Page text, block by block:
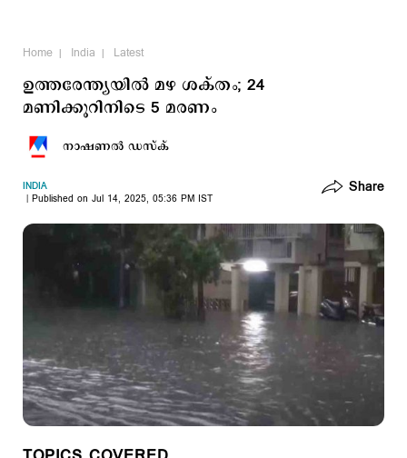
Home India Latest
ഉത്തരേന്ത്യയില്‍ മഴ ശക്തം; 24
മണിക്കൂറിനിടെ 5 മരണം
നാഷണല്‍ ഡസ്ക്
INDIA
Published on Jul 14, 2025, 05:36 PM IST
Share